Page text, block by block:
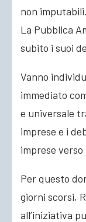
non
La Pubblica
subito i suoi
Vanno
immediato
e universale
imprese e i
imprese verso
Per questo
giorni scorsi,
all’iniziativa